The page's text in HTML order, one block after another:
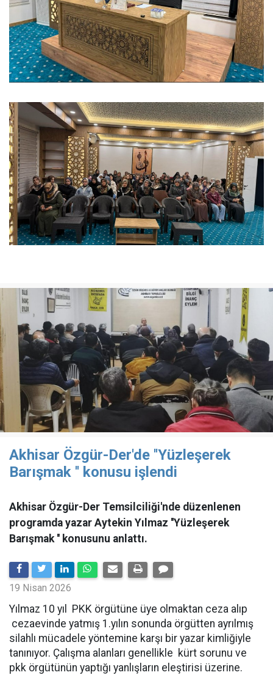
Akhisar Özgür-Der'de ''Yüzleşerek
Barışmak '' konusu işlendi
Akhisar Özgür-Der Temsilciliği'nde düzenlenen
programda yazar Aytekin Yılmaz ''Yüzleşerek
Barışmak '' konusunu anlattı.
19 Nisan 2026
Yılmaz 10 yıl PKK örgütüne üye olmaktan ceza alıp
cezaevinde yatmış 1.yılın sonunda örgütten ayrılmış
silahlı mücadele yöntemine karşı bir yazar kimliğiyle
tanınıyor. Çalışma alanları genellikle kürt sorunu ve
pkk örgütünün yaptığı yanlışların eleştirisi üzerine.